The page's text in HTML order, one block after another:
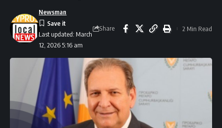
Last updated: March
12, 2026 5:16 am
Newsman
Share 2 Min Read